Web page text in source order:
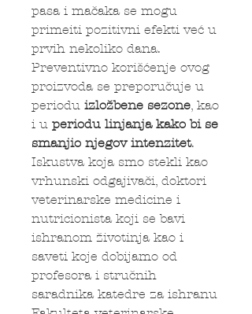
pasa i mačaka se mogu
primeiti pozitivni efekti već u
prvih nekoliko dana.
Preventivno korišćenje ovog
proizvoda se preporučuje u
periodu izložbene sezone , kao
i u periodu linjanja kako bi se
smanjio njegov intenzitet.
Iskustva koja smo stekli kao
vrhunski odgajivači, doktori
veterinarske medicine i
nutricionista koji se bavi
ishranom životinja kao i
saveti koje dobijamo od
profesora i stručnih
saradnika katedre za ishranu